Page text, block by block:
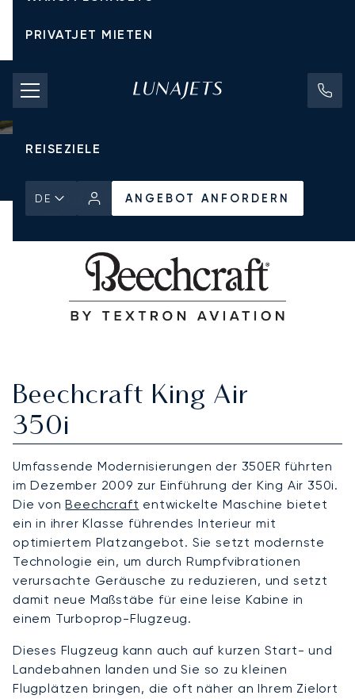
PRIVATJET MIETEN
CHARTERPREISE
PRIVATJETS
REISEZIELE
DE ANGEBOT ANFORDERN
Beechcraft King Air
350i
Umfassende Modernisierungen der 350ER führten
im Dezember 2009 zur Einführung der King Air 350i.
Die vonBeechcraft entwickelte Maschine bietet
ein in ihrer Klasse führendes Interieur mit
optimiertem Platzangebot. Sie setzt modernste
Technologie ein, um durch Rumpfvibrationen
verursachte Geräusche zu reduzieren, und setzt
damit neue Maßstäbe für eine leise Kabine in
einem Turboprop-Flugzeug.
Dieses Flugzeug kann auch auf kurzen Start- und
Landebahnen landen und Sie so zu kleinen
Flugplätzen bringen, die oft näher an Ihrem Zielort